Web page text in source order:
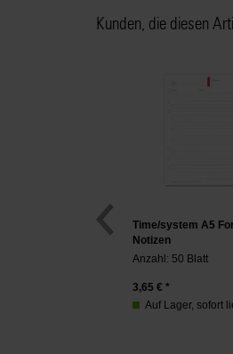
Kunden, die diesen
Time/system A5
Notizen
Anzahl: 50 Blatt
3,65 € *
Auf Lager, sofort